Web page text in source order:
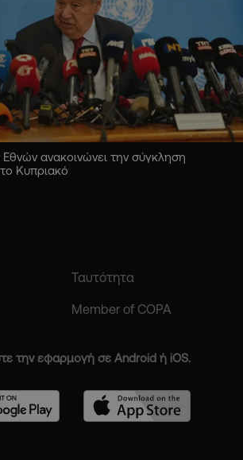
ανακοινώνει την σύγκληση
Κυπριακό
Ταυτότητα
Member of COPA
την εφαρμογή σε Android ή iOS.